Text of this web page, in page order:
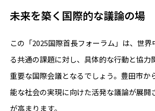
未来を築く国際的な議論の場
この「2025国際首長フォーラム」は、世
る共通の課題に対し、具体的な行動と協力
重要な国際会議となるでしょう。豊田市か
能な社会の実現に向けた活発な議論が展開
が高まります。